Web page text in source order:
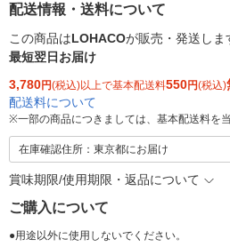
配送情報・送料について
この商品はLOHACOが販売・発送しま
最短翌日お届け
3,780円(税込)以上で基本配送料550円(税込)
配送料について
※一部の商品につきましては、基本配送料を
在庫確認住所：東京都にお届け
賞味期限/使用期限・返品について
ご購入について
●用途以外に使用しないでください。